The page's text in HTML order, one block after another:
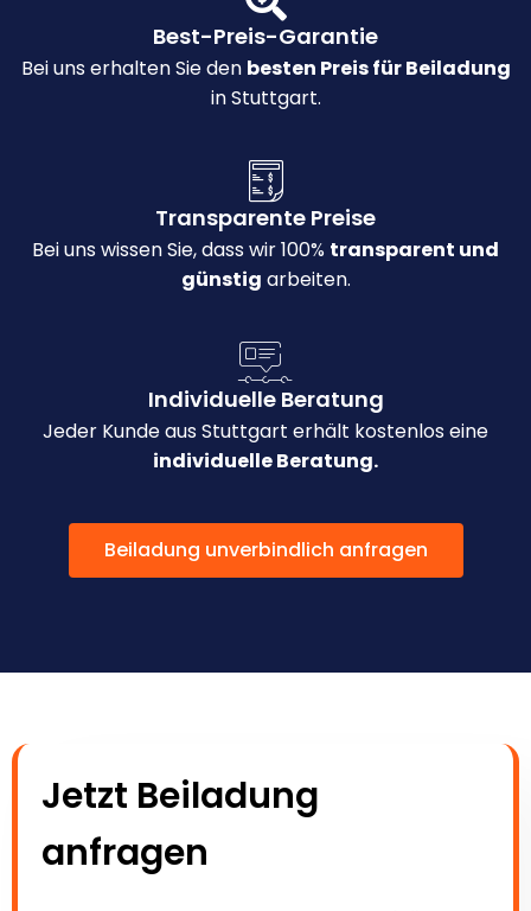
Best-Preis-Garantie
Bei uns erhalten Sie den besten Preis für Beiladung
in Stuttgart.
Transparente Preise
Bei uns wissen Sie, dass wir 100% transparent und
günstig arbeiten.
Individuelle Beratung
Jeder Kunde aus Stuttgart erhält kostenlos eine
individuelle Beratung.
Beiladung unverbindlich anfragen
Jetzt Beiladung
anfragen